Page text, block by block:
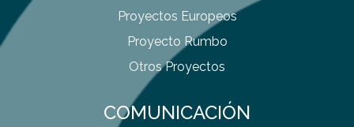
Proyectos Europeos
Proyecto Rumbo
Otros Proyectos
COMUNICACIÓN